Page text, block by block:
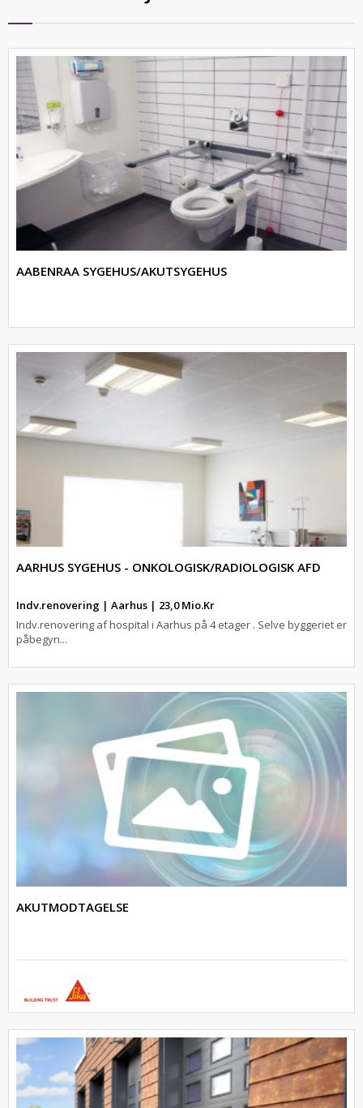
AABENRAA SYGEHUS/AKUTSYGEHUS
AARHUS SYGEHUS - ONKOLOGISK/RADIOLOGISK AFD
Indv.renovering | Aarhus | 23,0 Mio.Kr
Indv.renovering af hospital i Aarhus på 4 etager . Selve byggeriet er
påbegyn...
AKUTMODTAGELSE